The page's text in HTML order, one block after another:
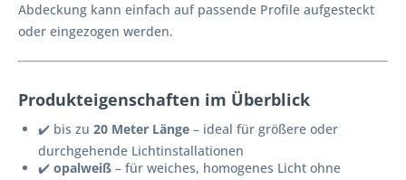
Abdeckung kann einfach auf passende Profile aufgesteckt
oder eingezogen werden.
Produkteigenschaften im Überblick
✔️ bis zu 20 Meter Länge – ideal für größere oder
durchgehende Lichtinstallationen
✔️ opalweiß – für weiches, homogenes Licht ohne